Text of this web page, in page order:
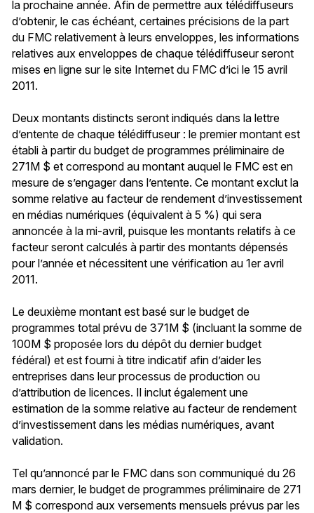
la prochaine année. Afin de permettre aux télédiffuseurs
d’obtenir, le cas échéant, certaines précisions de la part
du FMC relativement à leurs enveloppes, les informations
relatives aux enveloppes de chaque télédiffuseur seront
mises en ligne sur le site Internet du FMC d’ici le 15 avril
2011.
Deux montants distincts seront indiqués dans la lettre
d’entente de chaque télédiffuseur : le premier montant est
établi à partir du budget de programmes préliminaire de
271M $ et correspond au montant auquel le FMC est en
mesure de s’engager dans l’entente. Ce montant exclut la
somme relative au facteur de rendement d’investissement
en médias numériques (équivalent à 5 %) qui sera
annoncée à la mi-avril, puisque les montants relatifs à ce
facteur seront calculés à partir des montants dépensés
pour l’année et nécessitent une vérification au 1er avril
2011.
Le deuxième montant est basé sur le budget de
programmes total prévu de 371M $ (incluant la somme de
100M $ proposée lors du dépôt du dernier budget
fédéral) et est fourni à titre indicatif afin d’aider les
entreprises dans leur processus de production ou
d’attribution de licences. Il inclut également une
estimation de la somme relative au facteur de rendement
d’investissement dans les médias numériques, avant
validation.
Tel qu’annoncé par le FMC dans son communiqué du 26
mars dernier, le budget de programmes préliminaire de 271
M $ correspond aux versements mensuels prévus par les